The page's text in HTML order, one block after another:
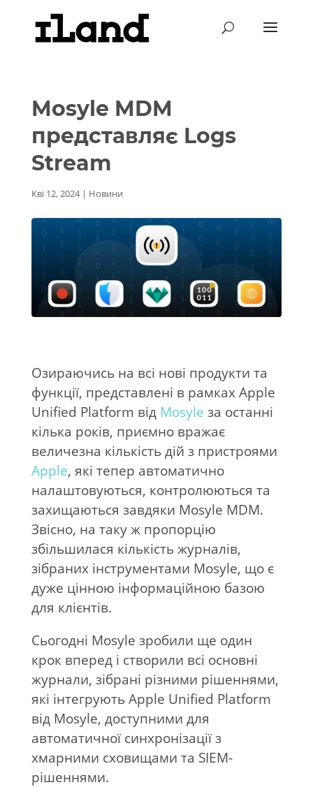
Mosyle MDM
представляє Logs
Stream
Кві 12, 2024| Новини
Озираючись на всі нові продукти та
функції, представлені в рамках Apple
Unified Platform від Mosyle за останні
кілька років, приємно вражає
величезна кількість дій з пристроями
Apple, які тепер автоматично
налаштовуються, контролюються та
захищаються завдяки Mosyle MDM.
Звісно, на таку ж пропорцію
збільшилася кількість журналів,
зібраних інструментами Mosyle, що є
дуже цінною інформаційною базою
для клієнтів.
Сьогодні Mosyle зробили ще один
крок вперед і створили всі основні
журнали, зібрані різними рішеннями,
які інтегрують Apple Unified Platform
від Mosyle, доступними для
автоматичної синхронізації з
хмарними сховищами та SIEM-
рішеннями.